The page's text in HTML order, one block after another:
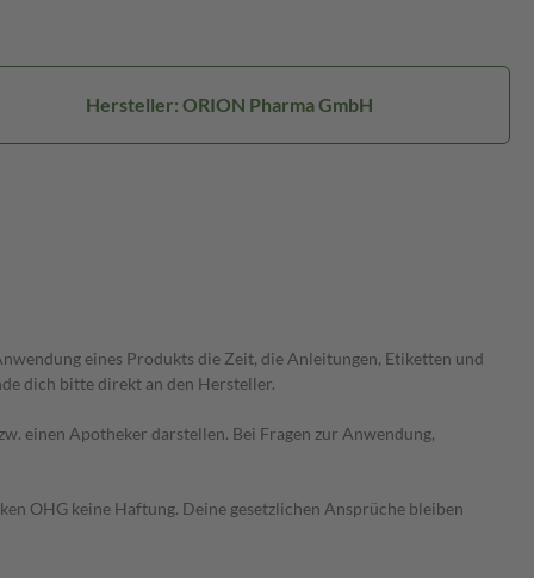
Hersteller: ORION Pharma GmbH
eines Produkts die Zeit, die Anleitungen, Etiketten und
dich bitte direkt an den Hersteller.
einen Apotheker darstellen. Bei Fragen zur Anwendung,
OHG keine Haftung. Deine gesetzlichen Ansprüche bleiben